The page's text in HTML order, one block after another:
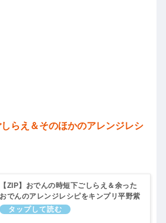
らえ＆そのほかのアレンジレシ
【ZIP】おでんの時短下ごしらえ＆余った
おでんのアレンジレシピをキンプリ平野紫
耀さんが解決！11月15日